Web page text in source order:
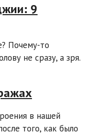
9
Почему-то
не сразу, а зря.
в нашей
того, как было